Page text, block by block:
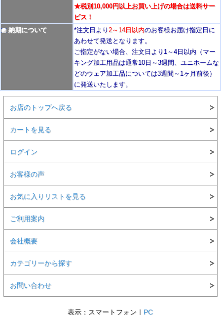
★税別10,000円以上お買い上げの場合は送料サー
ビス！
納期について
*注文日より2～14日以内のお客様お届け指定日に
あわせて発送となります。
ご指定がない場合、注文日より1～4日以内 （マー
キング加工用品は通常10日 ～3週間、ユニホームな
どのウェア加工品については3週間～ 1ヶ月前後 ）
に発送いたします。
お店のトップへ戻る
カートを見る
ログイン
お客様の声
お気に入りリストを見る
ご利用案内
会社概要
カテゴリーから探す
お問い合わせ
表示：スマートフォン｜ PC